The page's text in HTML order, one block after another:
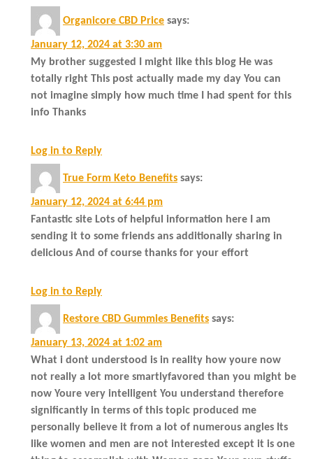
Organicore CBD Price says:
January 12, 2024 at 3:30 am
My brother suggested I might like this blog He was
totally right This post actually made my day You can
not imagine simply how much time I had spent for this
info Thanks
Log in to Reply
True Form Keto Benefits says:
January 12, 2024 at 6:44 pm
Fantastic site Lots of helpful information here I am
sending it to some friends ans additionally sharing in
delicious And of course thanks for your effort
Log in to Reply
Restore CBD Gummies Benefits says:
January 13, 2024 at 1:02 am
What i dont understood is in reality how youre now
not really a lot more smartlyfavored than you might be
now Youre very intelligent You understand therefore
significantly in terms of this topic produced me
personally believe it from a lot of numerous angles Its
like women and men are not interested except it is one